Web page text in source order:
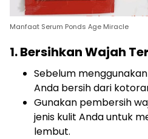
Manfaat Serum Ponds Age Miracle
1. Bersihkan Wajah
Sebelum
Anda bersih dari
Gunakan pembersih
jenis kulit Anda untuk
lembut.